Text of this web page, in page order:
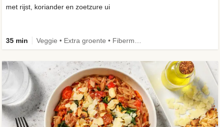
met rijst, koriander en zoetzure ui
35 min